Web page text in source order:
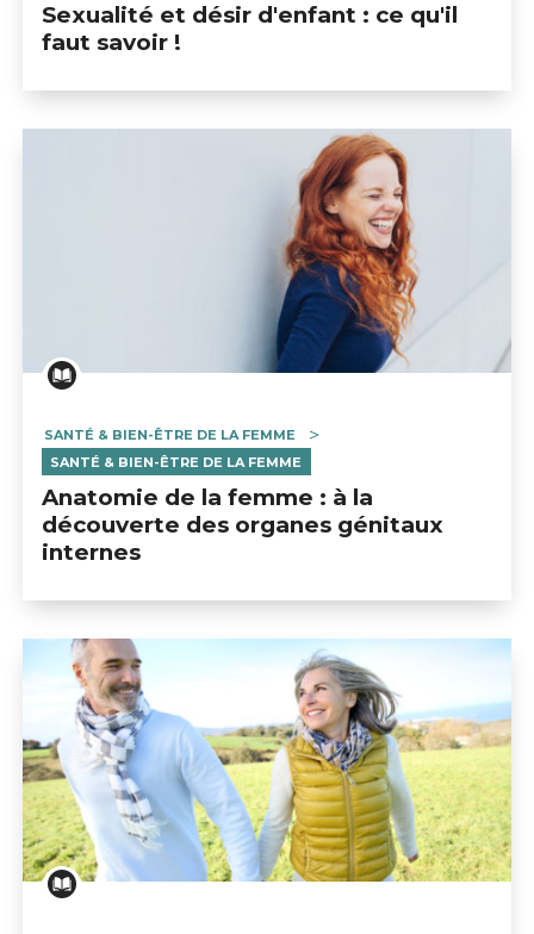
Sexualité et désir d'enfant : ce qu'il
faut savoir !
SANTÉ & BIEN-ÊTRE DE LA FEMME
SANTÉ & BIEN-ÊTRE DE LA FEMME
Anatomie de la femme : à la
découverte des organes génitaux
internes